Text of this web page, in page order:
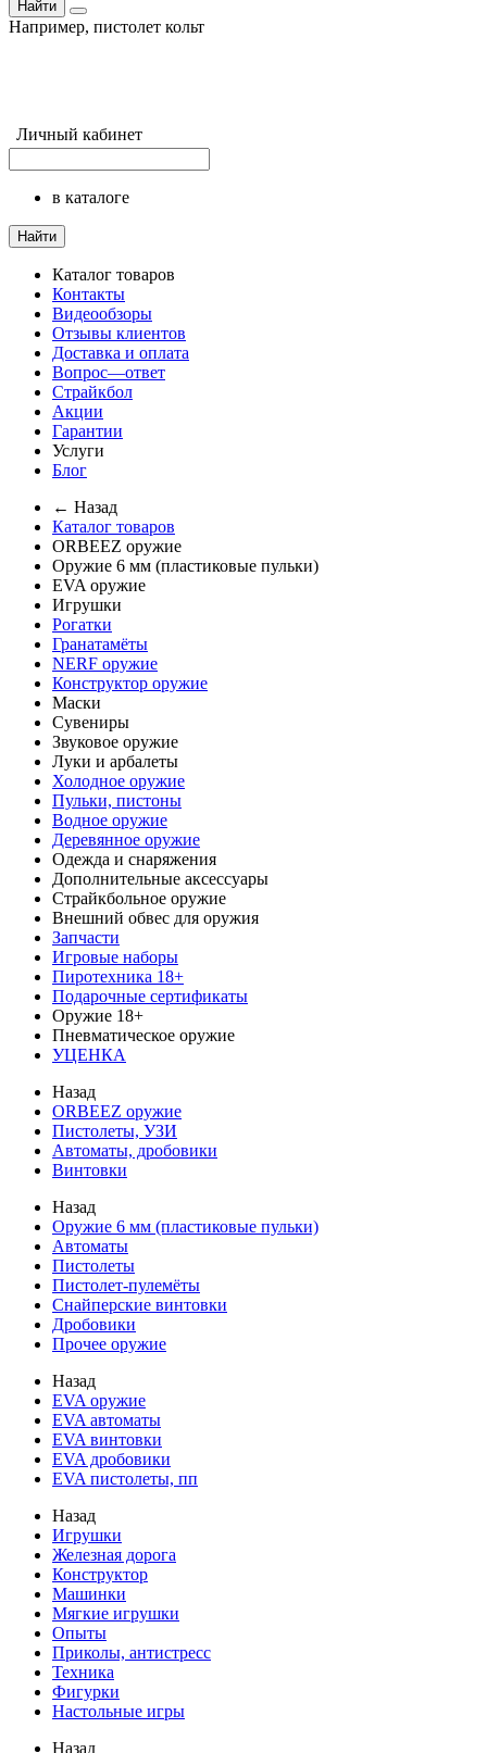
Найти
Например, пистолет кольт
Личный кабинет
в каталоге
Найти
Каталог товаров
Контакты
Видеообзоры
Отзывы клиентов
Доставка и оплата
Вопрос—ответ
Страйкбол
Акции
Гарантии
Услуги
Блог
← Назад
Каталог товаров
ORBEEZ оружие
Оружие 6 мм (пластиковые пульки)
EVA оружие
Игрушки
Рогатки
Гранатамёты
NERF оружие
Конструктор оружие
Маски
Сувениры
Звуковое оружие
Луки и арбалеты
Холодное оружие
Пульки, пистоны
Водное оружие
Деревянное оружие
Одежда и снаряжения
Дополнительные аксессуары
Страйкбольное оружие
Внешний обвес для оружия
Запчасти
Игровые наборы
Пиротехника 18+
Подарочные сертификаты
Оружие 18+
Пневматическое оружие
УЦЕНКА
Назад
ORBEEZ оружие
Пистолеты, УЗИ
Автоматы, дробовики
Винтовки
Назад
Оружие 6 мм (пластиковые пульки)
Автоматы
Пистолеты
Пистолет-пулемёты
Снайперские винтовки
Дробовики
Прочее оружие
Назад
EVA оружие
EVA автоматы
EVA винтовки
EVA дробовики
EVA пистолеты, пп
Назад
Игрушки
Железная дорога
Конструктор
Машинки
Мягкие игрушки
Опыты
Приколы, антистресс
Техника
Фигурки
Настольные игры
Назад